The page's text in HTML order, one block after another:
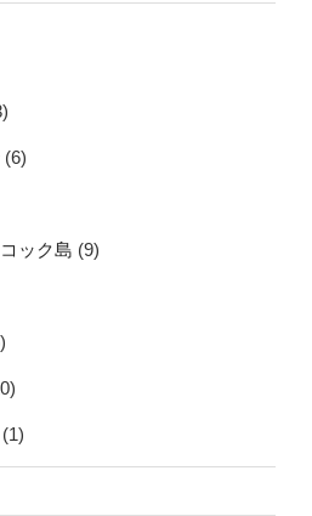
(6)
ック島 (9)
(1)